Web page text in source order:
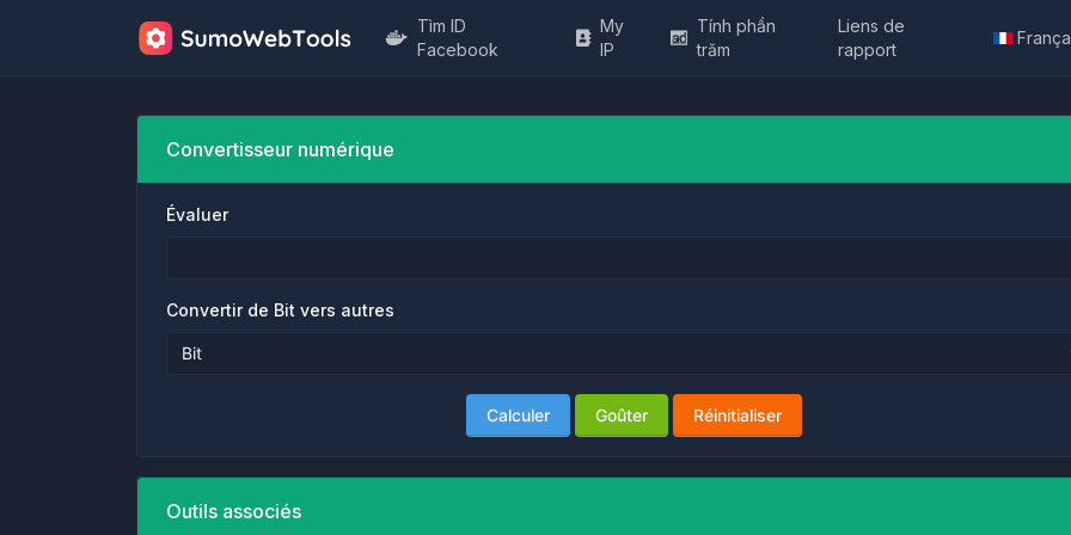
Tìm ID
Facebook
My
IP
Tính phần
trăm
Liens de
rapport
Convertisseur numérique
Évaluer
Convertir de Bit vers autres
Calculer Goûter Réinitialiser
Outils associés